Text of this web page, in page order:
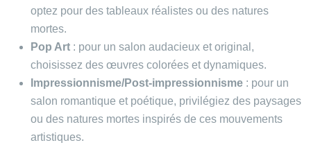
optez pour des tableaux réalistes ou des natures
mortes.
Pop Art : pour un salon audacieux et original,
choisissez des œuvres colorées et dynamiques.
Impressionnisme/Post-impressionnisme : pour un
salon romantique et poétique, privilégiez des paysages
ou des natures mortes inspirés de ces mouvements
artistiques.